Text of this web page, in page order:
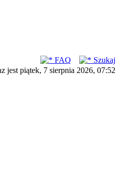
FAQ
Szukaj
jest piątek, 7 sierpnia 2026, 07:52